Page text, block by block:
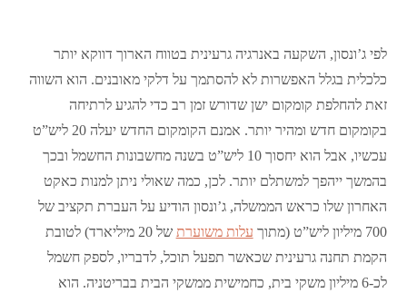
לפי ג’ונסון, השקעה באנרגיה גרעינית בטווח הארוך דווקא יותר
כלכלית בגלל האפשרות לא להסתמך על דלקי מאובנים. הוא השווה
זאת להחלפת קומקום ישן שדורש זמן רב כדי להגיע לרתיחה
בקומקום חדש ומהיר יותר. אמנם הקומקום החדש יעלה 20 ליש”ט
עכשיו, אבל הוא יחסוך 10 ליש”ט בשנה מחשבונות החשמל ובכך
בהמשך ייהפך למשתלם יותר. לכן, כמה שאולי ניתן למנות כאקט
האחרון שלו כראש הממשלה, ג’ונסון הודיע על העברת תקציב של
700 מיליון ליש”ט (מתוך
עלות משוערת
של 20 מיליארד) לטובת
הקמת תחנה גרעינית שכאשר תפעל תוכל, לדבריו, לספק חשמל
לכ-6 מיליון משקי בית, כחמישית ממשקי הבית בבריטניה. הוא